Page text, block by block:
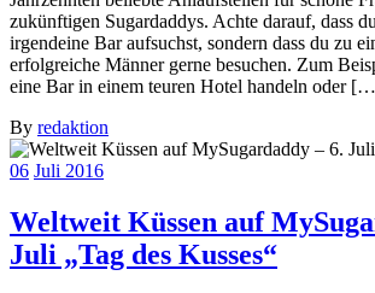
zukünftigen Sugardaddys. Achte darauf, dass
irgendeine Bar aufsuchst, sondern dass du zu
erfolgreiche Männer gerne besuchen. Zum
eine Bar in einem teuren Hotel handeln oder
By redaktion
06 Juli 2016
Weltweit Küssen auf
Juli „Tag des Kusses“